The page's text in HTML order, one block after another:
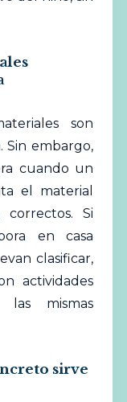
son
Sin embargo,
cuando un
el material
Si
en casa
clasificar,
actividades
las mismas
sirve